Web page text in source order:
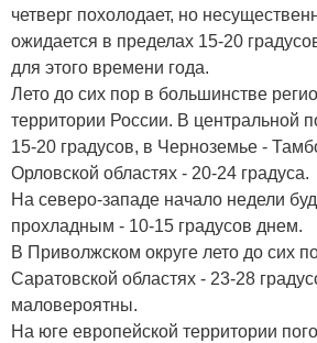
четверг похолодает, но
ожидается в пределах 15-20
для этого времени года.
Лето до сих пор в большинстве
территории России. В центральной
15-20 градусов, в Черноземье -
Орловской областях - 20-24 градуса.
На северо-западе начало недели
прохладным - 10-15 градусов днем.
В Приволжском округе лето до сих
Саратовской областях - 23-28
маловероятны.
На юге европейской территории